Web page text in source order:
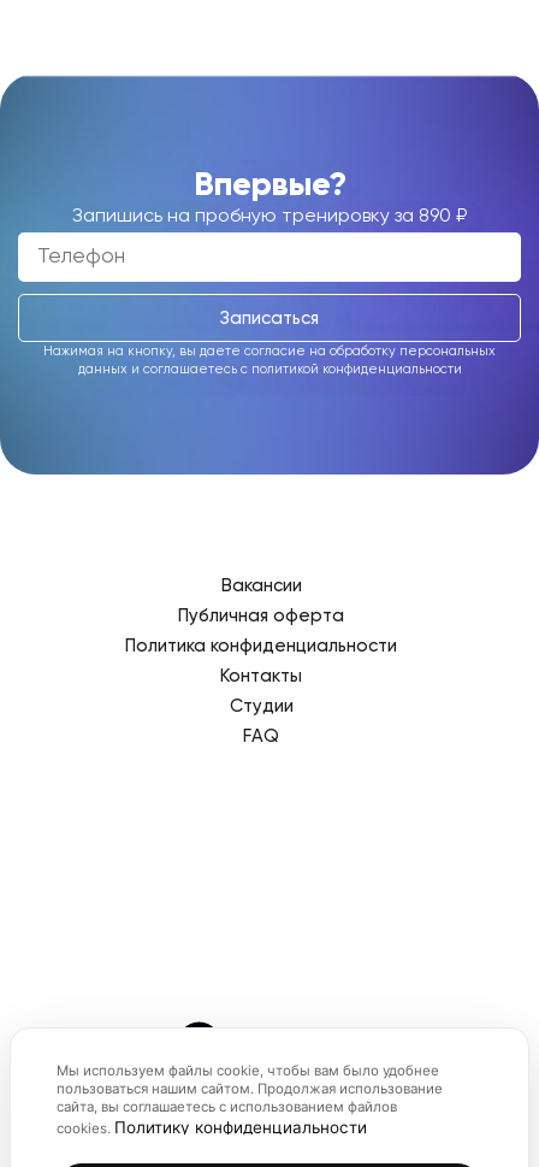
Мы используем файлы cookie, чтобы вам было удобнее
пользоваться нашим сайтом. Продолжая использование
сайта, вы соглашаетесь с использованием файлов
cookies. Политику конфиденциальности
Впервые?
Запишись на пробную тренировку за 890 ₽
Записаться
Нажимая на кнопку, вы даете согласие на обработку персональных
данных и соглашаетесь c политикой конфиденциальности
Вакансии
Публичная оферта
Политика конфиденциальности
Контакты
Студии
FAQ